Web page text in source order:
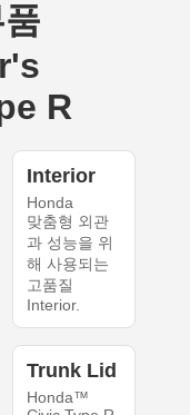
R
Interior
Honda
맞춤형 외관
과 성능을 위
해 사용되는
고품질
Interior.
Trunk Lid
Honda™